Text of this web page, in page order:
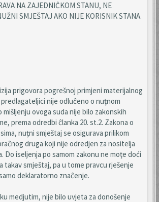
NA ZAJEDNIĈKOM STANU, NE
SMJEŠTAJ AKO NIJE KORISNIK STANA.
prigovora pogrešnoj primjeni materijalnog
nije odluĉeno o nuţnom
mišljenju ovoga suda nije bilo zakonskih
prema odredbi ĉlanka 20. st.2. Zakona o
nuţni smještaj se osigurava prilikom
druga koji nije odredjen za nositelja
Do iseljenja po samom zakonu ne moţe doći
takav smještaj, pa u tome pravcu rješenje
deklaratorno znaĉenje.
medjutim, nije bilo uvjeta za donošenje